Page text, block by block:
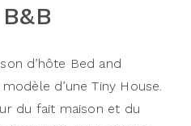
d’hôte Bed and
d’une Tiny House.
du fait maison et du